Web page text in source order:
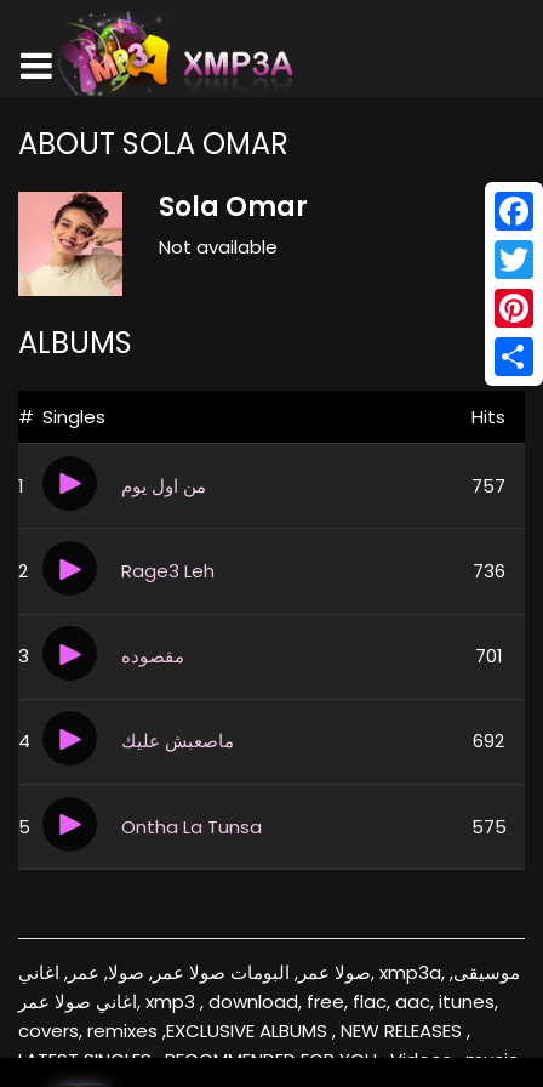
ABOUT SOLA OMAR
Sola Omar
Not available
ALBUMS
# Singles Hits
1 من اول يوم 757
2 Rage3 Leh 736
3 مقصوده 701
4 ماصعبش عليك 692
5 Ontha La Tunsa 575
صولا عمر, البومات صولا عمر, صولا, عمر, اغاني, xmp3a, موسيقى,
اغاني صولا عمر, xmp3 , download, free, flac, aac, itunes,
covers, remixes ,EXCLUSIVE ALBUMS , NEW RELEASES ,
LATEST SINGLES , RECOMMENDED FOR YOU , Videos , music